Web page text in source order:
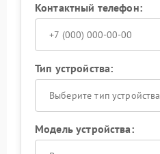
Контактный телефон:
Тип устройства:
Выберите тип устройства
Модель устройства: